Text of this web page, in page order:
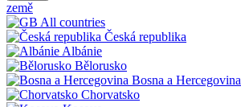
země
All countries
Česká republika
Albánie
Bělorusko
Bosna a Hercegovina
Chorvatsko